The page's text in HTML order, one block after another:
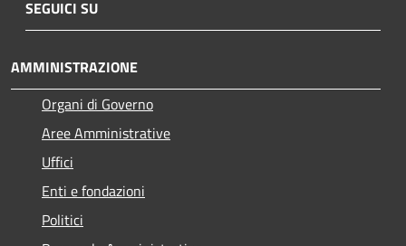
SEGUICI SU
AMMINISTRAZIONE
Organi di Governo
Aree Amministrative
Uffici
Enti e fondazioni
Politici